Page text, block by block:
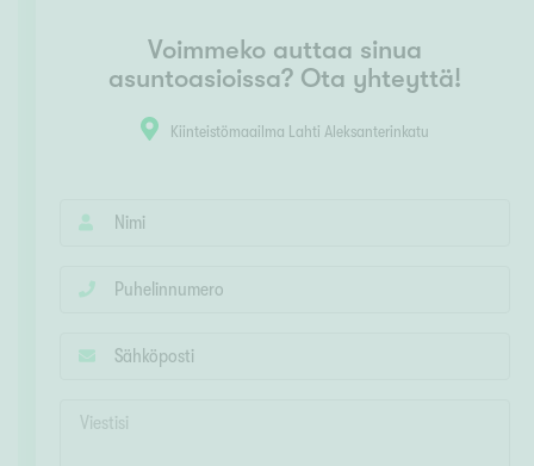
Voimmeko auttaa sinua
asuntoasioissa? Ota yhteyttä!
Kiinteistömaailma Lahti Aleksanterinkatu